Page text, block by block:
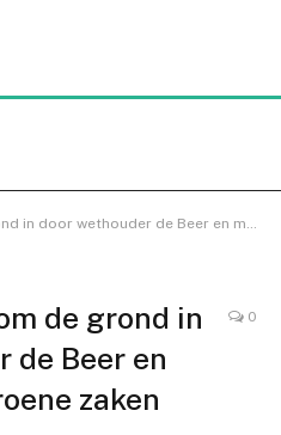
de Beer en minister van groene zaken
de grond in
de Beer en
zaken
0